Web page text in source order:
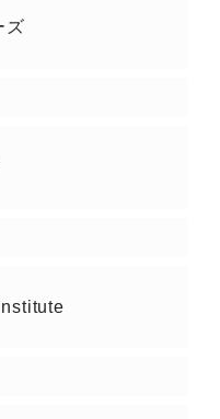
ズ